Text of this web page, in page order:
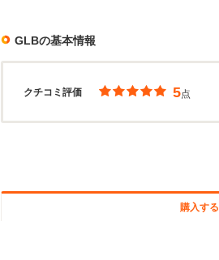
GLBの基本情報
クチコミ評価 5点
購入する